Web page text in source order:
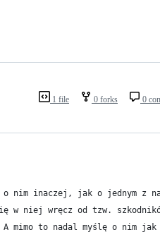
1 file 0 forks 0
inaczej, jak o jednym z
niej wręcz od tzw.
to nadal myślę o nim